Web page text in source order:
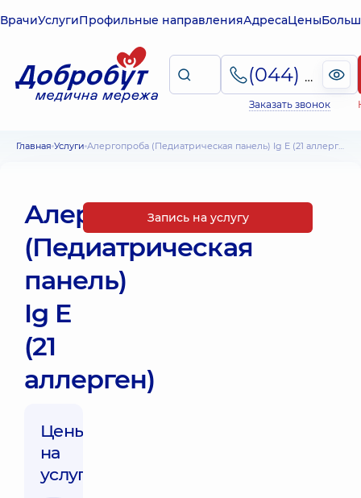
ВрачиУслугиПрофильные направленияАдресаЦены
(044) 495-2-888
Заказать звонок
Главная Услуги Алергопроба (Педиатрическая панель) Ig E (21 аллерген)
Алергопроба
(Педиатрическая
панель)
Ig E
(21
аллерген)
Цены
на
услуги:
Запись на услугу